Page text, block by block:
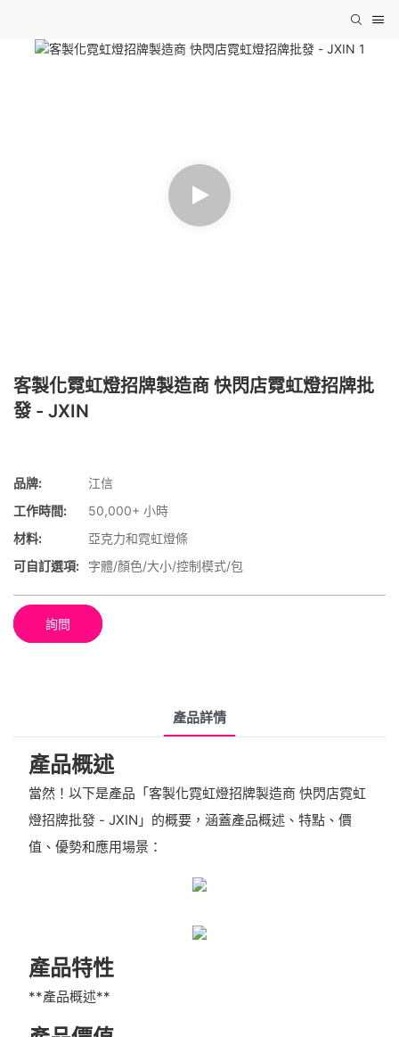
客製化霓虹燈招牌製造商 快閃店霓虹燈招牌批
發 - JXIN
品牌:
江信
工作時間:
50,000+ 小時
材料:
亞克力和霓虹燈條
可自訂選項:
字體/顏色/大小/控制模式/包
詢問
產品詳情
產品概述
當然！以下是產品「客製化霓虹燈招牌製造商 快閃店霓虹
燈招牌批發 - JXIN」的概要，涵蓋產品概述、特點、價
值、優勢和應用場景：
產品特性
**產品概述**